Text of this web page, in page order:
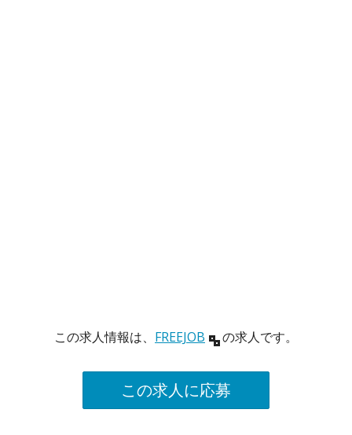
この求人情報は、 FREEJOB の求人です。
この求人に応募